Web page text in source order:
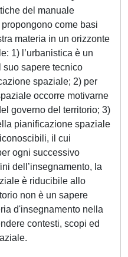
del manuale
come basi
materia in un orizzonte
1) l’urbanistica è un
suo sapere tecnico
spaziale; 2) per
occorre motivarne
governo del territorio; 3)
pianificazione spaziale
il cui
ogni successivo
dell’insegnamento, la
è riducibile allo
non è un sapere
d'insegnamento nella
contesti, scopi ed